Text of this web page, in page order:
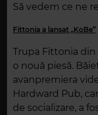
Să vedem ce ne
Fittonia a lansat „KoBe”
Trupa Fittonia
o nouă piesă.
avanpremiera
Hardward Pub,
de socializare, a